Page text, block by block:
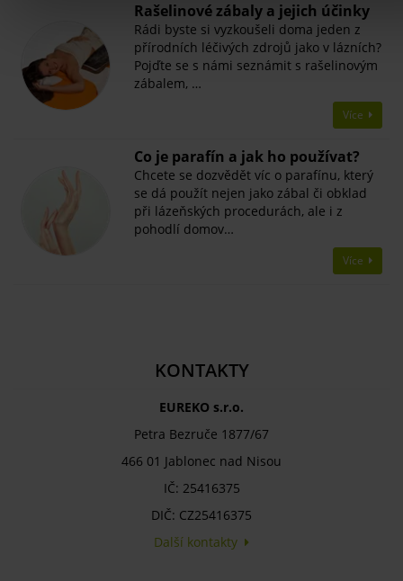
Rašelinové zábaly a jejich účinky
Rádi byste si vyzkoušeli doma jeden z
přírodních léčivých zdrojů jako v lázních?
Pojďte se s námi seznámit s rašelinovým
zábalem, …
Více
Co je parafín a jak ho používat?
Chcete se dozvědět víc o parafínu, který
se dá použít nejen jako zábal či obklad
při lázeňských procedurách, ale i z
pohodlí domov…
Více
KONTAKTY
EUREKO s.r.o.
Petra Bezruče 1877/67
466 01 Jablonec nad Nisou
IČ: 25416375
DIČ: CZ25416375
Další kontakty